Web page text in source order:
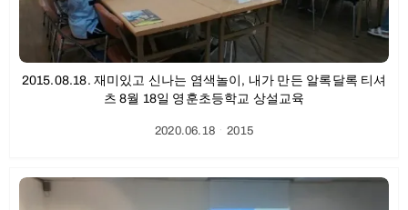
2015.08.18. 재미있고 신나는 염색놀이, 내가 만든 알록달록 티셔
츠 8월 18일 영훈초등학교 상설교육
2020.06.18ㆍ2015